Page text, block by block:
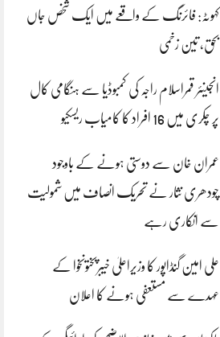
کہوٹہ: فائرنگ کے واقعے میں ایک شخص جاں
بحق، تین زخمی
انجینئر قمراسلام راجہ کی کمبوڈیا سے ہنگامی کال
پر چکری میں 16 افراد کا کامیاب ریسکیو
عمران خان سے دوستی ہونے کے باوجود
چودھری نثار نے تحریک انصاف میں شمولیت
سے انکاری رہے
علی امین گنڈاپور کا وزیراعلیٰ خیبرپختونخوا کے
عہدے سے مستعفی ہونے کا اعلان